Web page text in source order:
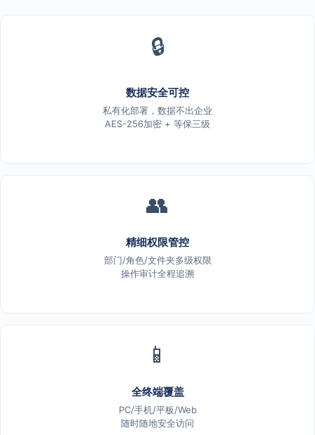
🔒
数据安全可控
私有化部署，数据不出企业
AES-256加密 + 等保三级
👥
精细权限管控
部门/角色/文件夹多级权限
操作审计全程追溯
📱
全终端覆盖
PC/手机/平板/Web
随时随地安全访问